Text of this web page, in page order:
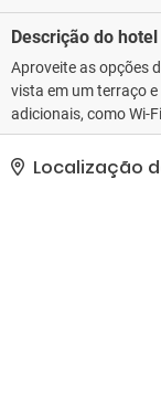
Descrição do hotel
Aproveite as opções
vista em um terraço
adicionais, como Wi-
comodidades
armazenamento
manobrista está
Localização